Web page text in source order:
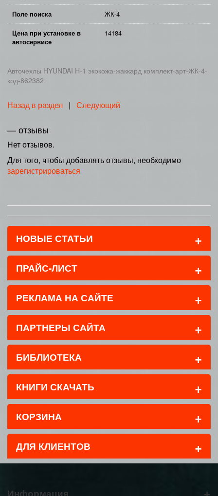
Поле поиска ЖК-4
Цена при установке в
автосервисе
14184
Авточехлы HYUNDAI H-1 экокожа-жаккард комплект-арт-ЖК-4-
код-862382
Назад в раздел | Следующий
— отзывы
Нет отзывов.
Для того, чтобы добавлять отзывы, необходимо
зарегистрироваться
НОВЫЕ СТАТЬИ +
ПРАЙС-ЛИСТ +
РЕКЛАМА НА САЙТЕ +
ПАРТНЕРЫ САЙТА +
БИБЛИОТЕКА +
КНИГИ СКАЧАТЬ +
КОРЗИНА +
ДЛЯ КЛИЕНТОВ +
Информация